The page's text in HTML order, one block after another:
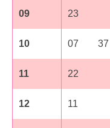
09 23
10 07 37
11 22
12 11